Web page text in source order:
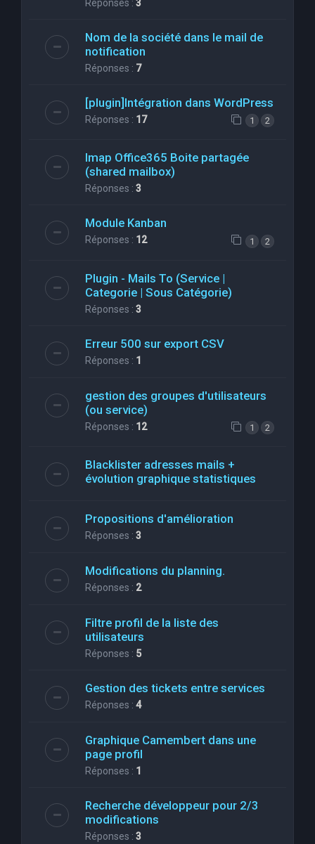
Réponses : 3
Nom de la société dans le mail de
notification
Réponses : 7
[plugin]Intégration dans WordPress
Réponses : 17 1 2
Imap Office365 Boite partagée
(shared mailbox)
Réponses : 3
Module Kanban
Réponses : 12 1 2
Plugin - Mails To (Service |
Categorie | Sous Catégorie)
Réponses : 3
Erreur 500 sur export CSV
Réponses : 1
gestion des groupes d'utilisateurs
(ou service)
Réponses : 12 1 2
Blacklister adresses mails +
évolution graphique statistiques
Propositions d'amélioration
Réponses : 3
Modifications du planning.
Réponses : 2
Filtre profil de la liste des
utilisateurs
Réponses : 5
Gestion des tickets entre services
Réponses : 4
Graphique Camembert dans une
page profil
Réponses : 1
Recherche développeur pour 2/3
modifications
Réponses : 3